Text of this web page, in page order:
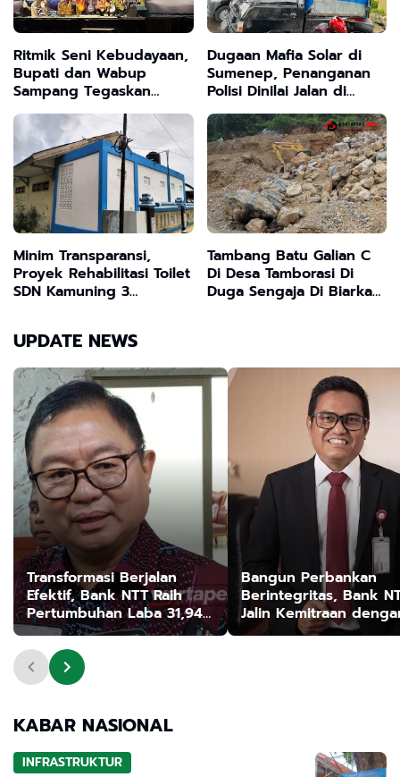
Ritmik Seni Kebudayaan,
Bupati dan Wabup
Sampang Tegaskan
Kesenian ini Tetap
Dilestarikan
Dugaan Mafia Solar di
Sumenep, Penanganan
Polisi Dinilai Jalan di
Tempat
Minim Transparansi,
Proyek Rehabilitasi Toilet
SDN Kamuning 3
Tambang Batu Galian C
Di Desa Tamborasi Di
Duga Sengaja Di Biarkan
UPDATE NEWS
Transformasi Berjalan
Efektif, Bank NTT Raih
Pertumbuhan Laba 31,94
Persen
Bangun Perbankan
Berintegritas, Bank
Jalin Kemitraan
Kejati NTT
KABAR NASIONAL
INFRASTRUKTUR